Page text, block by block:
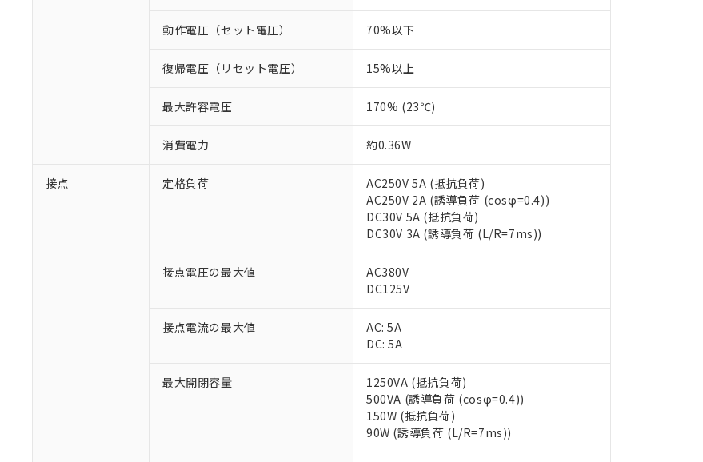
動作電圧（セット電圧） 70%以下
復帰電圧（リセット電圧） 15%以上
最大許容電圧 170% (23℃)
消費電力 約0.36W
接点 定格負荷
AC250V 5A (抵抗負荷)
AC250V 2A (誘導負荷 (cosφ=0.4))
DC30V 5A (抵抗負荷)
DC30V 3A (誘導負荷 (L/R=7ms))
接点電圧の最大値
AC380V
DC125V
接点電流の最大値
AC: 5A
DC: 5A
最大開閉容量
1250VA (抵抗負荷)
500VA (誘導負荷 (cosφ=0.4))
150W (抵抗負荷)
90W (誘導負荷 (L/R=7ms))